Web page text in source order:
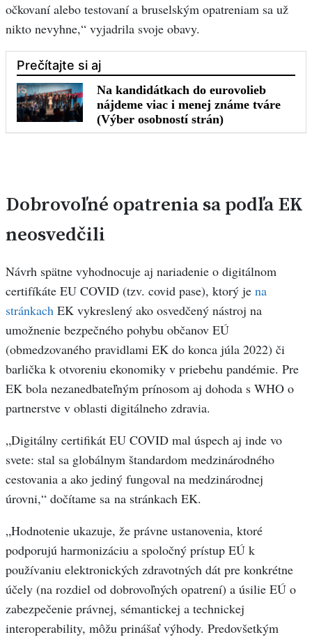
očkovaní alebo testovaní a bruselským opatreniam sa už
nikto nevyhne,“ vyjadrila svoje obavy.
Dobrovoľné opatrenia sa podľa EK
neosvedčili
Návrh spätne vyhodnocuje aj nariadenie o digitálnom
certifíkáte EU COVID (tzv. covid pase), ktorý je na
stránkach EK vykreslený ako osvedčený nástroj na
umožnenie bezpečného pohybu občanov EÚ
(obmedzovaného pravidlami EK do konca júla 2022) či
barlička k otvoreniu ekonomiky v priebehu pandémie. Pre
EK bola nezanedbateľným prínosom aj dohoda s WHO o
partnerstve v oblasti digitálneho zdravia.
„Digitálny certifikát EU COVID mal úspech aj inde vo
svete: stal sa globálnym štandardom medzinárodného
cestovania a ako jediný fungoval na medzinárodnej
úrovni,“ dočítame sa na stránkach EK.
„Hodnotenie ukazuje, že právne ustanovenia, ktoré
podporujú harmonizáciu a spoločný prístup EÚ k
používaniu elektronických zdravotných dát pre konkrétne
účely (na rozdiel od dobrovoľných opatrení) a úsilie EÚ o
zabezpečenie právnej, sémantickej a technickej
interoperability, môžu prinášať výhody. Predovšetkým